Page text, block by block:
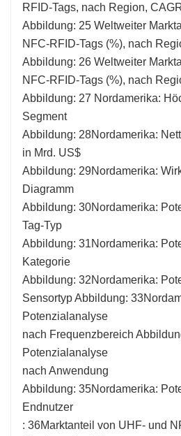
RFID-Tags, nach Region,
Abbildung: 25 Weltweiter
NFC-RFID-Tags (%), nach
Abbildung: 26 Weltweiter
NFC-RFID-Tags (%), nach
Abbildung: 27 Nordamerika:
Segment
Abbildung: 28Nordamerika:
in Mrd. US$
Abbildung: 29Nordamerika:
Diagramm
Abbildung: 30Nordamerika:
Tag-Typ
Abbildung: 31Nordamerika:
Kategorie
Abbildung: 32Nordamerika:
Sensortyp Abbildung:
Potenzialanalyse
nach Frequenzbereich
Potenzialanalyse
nach Anwendung
Abbildung: 35Nordamerika:
Endnutzer
: 36Marktanteil von UHF- und